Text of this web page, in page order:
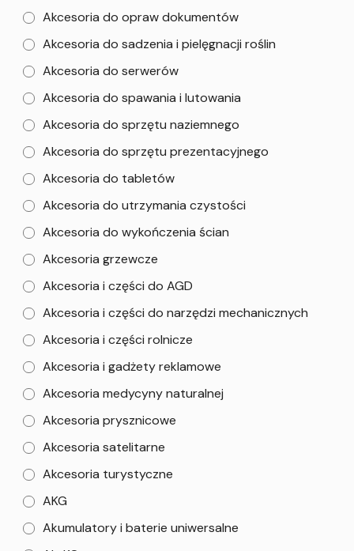
Akcesoria do opraw dokumentów
Akcesoria do sadzenia i pielęgnacji roślin
Akcesoria do serwerów
Akcesoria do spawania i lutowania
Akcesoria do sprzętu naziemnego
Akcesoria do sprzętu prezentacyjnego
Akcesoria do tabletów
Akcesoria do utrzymania czystości
Akcesoria do wykończenia ścian
Akcesoria grzewcze
Akcesoria i części do AGD
Akcesoria i części do narzędzi mechanicznych
Akcesoria i części rolnicze
Akcesoria i gadżety reklamowe
Akcesoria medycyny naturalnej
Akcesoria prysznicowe
Akcesoria satelitarne
Akcesoria turystyczne
AKG
Akumulatory i baterie uniwersalne